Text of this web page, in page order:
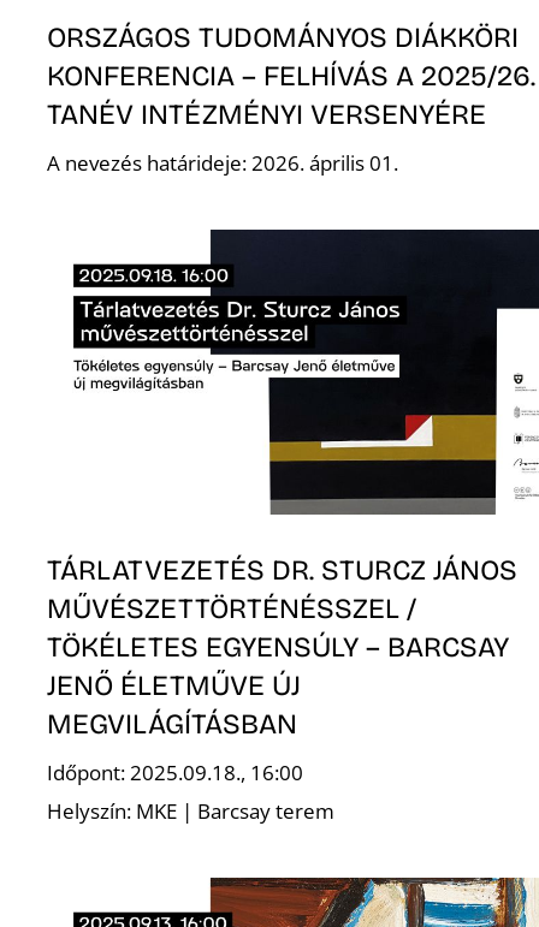
ORSZÁGOS TUDOMÁNYOS DIÁKKÖRI
KONFERENCIA – FELHÍVÁS A 2025/26.
TANÉV INTÉZMÉNYI VERSENYÉRE
A nevezés határideje: 2026. április 01.
TÁRLATVEZETÉS DR. STURCZ JÁNOS
MŰVÉSZETTÖRTÉNÉSSZEL /
TÖKÉLETES EGYENSÚLY – BARCSAY
JENŐ ÉLETMŰVE ÚJ
MEGVILÁGÍTÁSBAN
Időpont: 2025.09.18., 16:00
Helyszín: MKE | Barcsay terem